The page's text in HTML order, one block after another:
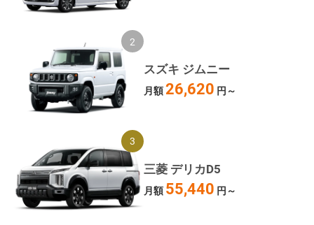
スズキ ジムニー
月額26,620 円～
三菱 デリカD5
月額 55,440 円～